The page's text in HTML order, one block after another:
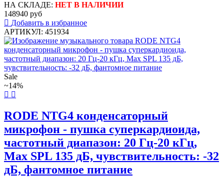
НА СКЛАДЕ: НЕТ В НАЛИЧИИ
148940 руб
Добавить в избранное
АРТИКУЛ: 451934
Sale
~14%
RODE NTG4 конденсаторный
микрофон - пушка суперкардиоида,
частотный диапазон: 20 Гц-20 кГц,
Max SPL 135 дБ, чувствительность: -32
дБ, фантомное питание